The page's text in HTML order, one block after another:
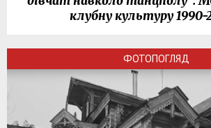
клубну культуру 1990-
ФОТОПОГЛЯД